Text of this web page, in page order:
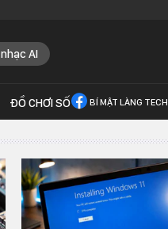
nhạc AI
ĐỒ CHƠI SỐ BÍ MẬT LÀNG TECH